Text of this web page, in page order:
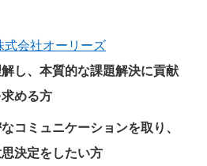
式会社オーリーズ
し、本質的な課題解決に貢献
める方
コミュニケーションを取り、
決定をしたい方